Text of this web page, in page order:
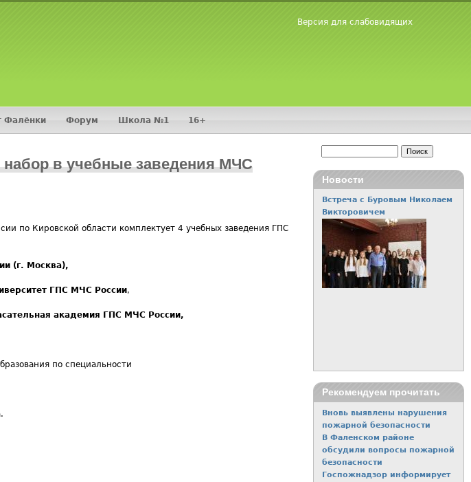
Версия для слабовидящих
набор в учебные заведения МЧС
по Кировской области комплектует 4 учебных заведения ГПС
(г. Москва),
ГПС МЧС России,
академия ГПС МЧС России,
по специальности
Фалёнки Форум Школа №1 16+
Новости
Встреча с Буровым Николаем
Викторовичем
Рекомендуем прочитать
Вновь выявлены нарушения
пожарной безопасности
В Фаленском районе
обсудили вопросы пожарной
безопасности
Госпожнадзор информирует